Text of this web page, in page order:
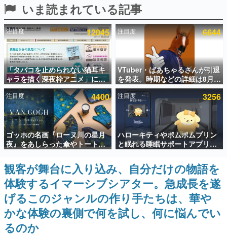
殿堂入り記事
SNS拡散数が数千以上！ ページビュー数万以上！ などな
ど。多くの人々に読まれた、電ファミ渾身の“殿堂入り”記
事をまとめました。
ゲームの企画書
名作ゲームクリエイターの方々に製作時のエピソードをお
聞きし、ヒットする企画（ゲーム）とは何か？を探ってい
きます。
赫本
この物語を解いてはいけない。『赫本』は、〈試験問題〉
の形をした短編ホラー小説集です。
新世代に訊く
これからのデジタルゲーム市場を担う若きクリエイター達
の姿を追い、彼らのルーツと情熱を探っていきます。
ゲーム世代の作家たち
ゲームに多大な影響を受けた作家さんに取材し、ゲームが
日本のコンテンツ産業やカルチャーに与えた影響を探る企
画です。
日本モバイルゲーム産業史
日本のモバイルゲーム史における主要なトピック・タイト
いま読まれている記事
注目度 12045
「タバコを止められない猫耳キ
ャラを描く深夜枠アニメ」に視
聴者の一部から批判意見。違法
薬物の使用と思しき描写も含め
て、BPOが議論を交わす
注目度 6644
VTuber・ばあちゃるさんが引退
を発表。時期などの詳細は8月9
日15時からの配信で説明
注目度 4400
ゴッホの名画『ローヌ川の星月
夜』をあしらった傘やトートバ
ッグなどが登場。8月7日21時よ
り2日間限定で予約販売
注目度 3256
ハローキティやポムポムプリン
と眠れる睡眠サポートアプリ
『ゆめたび』が配信中。キャラ
ごとのASMRや目覚ましアラー
ムも搭載
観客が舞台に入り込み、自分だけの物語を
体験するイマーシブシアター。急成長を遂
げるこのジャンルの作り手たちは、華や
かな体験の裏側で何を試し、何に悩んでい
るのか